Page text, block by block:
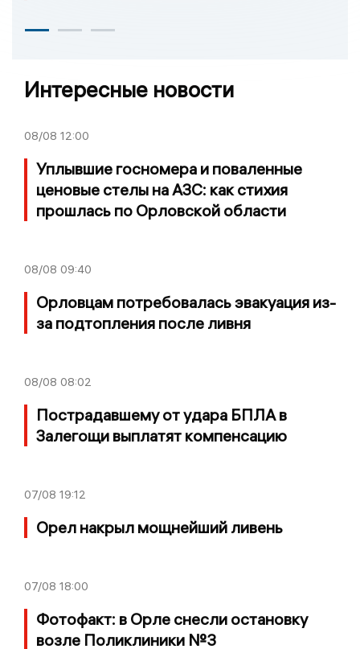
Интересные новости
08/08 12:00
Уплывшие госномера и поваленные
ценовые стелы на АЗС: как стихия
прошлась по Орловской области
08/08 09:40
Орловцам потребовалась эвакуация из-
за подтопления после ливня
08/08 08:02
Пострадавшему от удара БПЛА в
Залегощи выплатят компенсацию
07/08 19:12
Орел накрыл мощнейший ливень
07/08 18:00
Фотофакт: в Орле снесли остановку
возле Поликлиники №3